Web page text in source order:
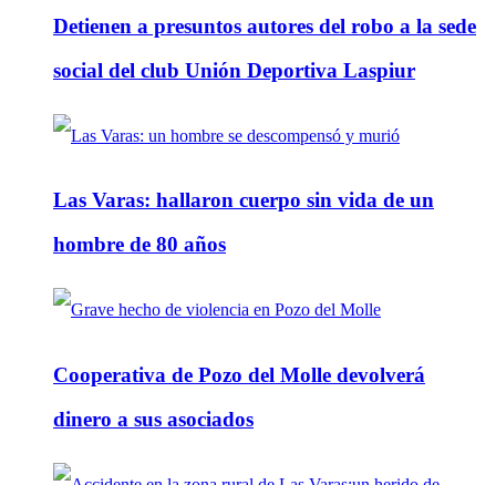
Detienen a presuntos autores del robo a la sede
social del club Unión Deportiva Laspiur
Las Varas: hallaron cuerpo sin vida de un
hombre de 80 años
Cooperativa de Pozo del Molle devolverá
dinero a sus asociados